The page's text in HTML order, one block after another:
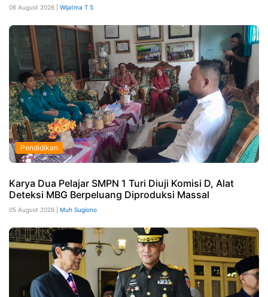
06 August 2026 | Wijatma T S
Pendidikan
Karya Dua Pelajar SMPN 1 Turi Diuji Komisi D, Alat
Deteksi MBG Berpeluang Diproduksi Massal
05 August 2026 | Muh Sugiono